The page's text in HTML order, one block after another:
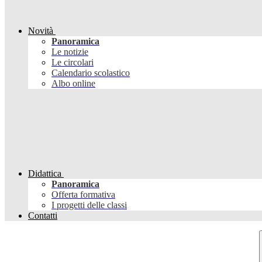
Novità
Panoramica
Le notizie
Le circolari
Calendario scolastico
Albo online
Didattica
Panoramica
Offerta formativa
I progetti delle classi
Contatti